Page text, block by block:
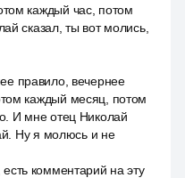
каждый час, потом
сказал, ты вот молись,
правило, вечернее
каждый месяц, потом
И мне отец Николай
Ну я молюсь и не
комментарий на эту